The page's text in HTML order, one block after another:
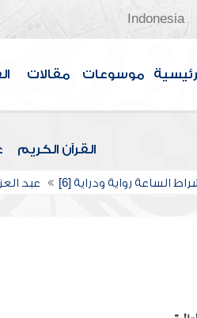
Indonesia
موسوعات مقالات
القرآن الكريم
الساعة رواية ودراية [6] عبد